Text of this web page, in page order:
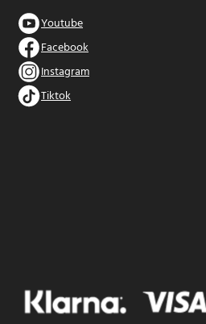
Youtube
Facebook
Instagram
Tiktok